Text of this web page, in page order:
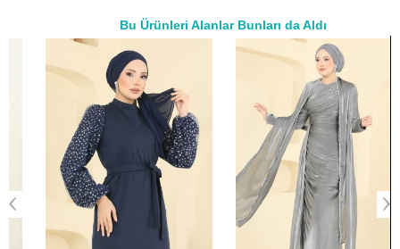
42
139
139
139
48
139
Bu Ürünleri Alanlar Bunları da Aldı
a>